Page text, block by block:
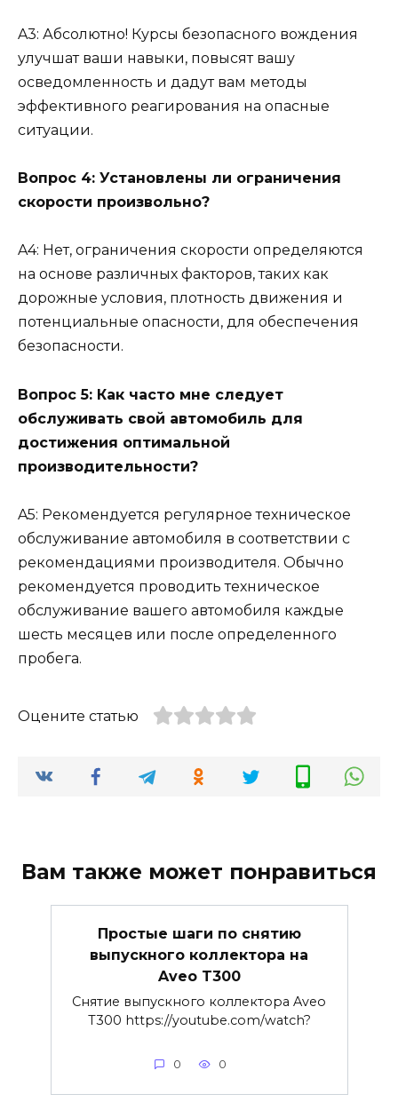
A3: Абсолютно! Курсы безопасного вождения
улучшат ваши навыки, повысят вашу
осведомленность и дадут вам методы
эффективного реагирования на опасные
ситуации.
Вопрос 4: Установлены ли ограничения
скорости произвольно?
A4: Нет, ограничения скорости определяются
на основе различных факторов, таких как
дорожные условия, плотность движения и
потенциальные опасности, для обеспечения
безопасности.
Вопрос 5: Как часто мне следует
обслуживать свой автомобиль для
достижения оптимальной
производительности?
A5: Рекомендуется регулярное техническое
обслуживание автомобиля в соответствии с
рекомендациями производителя. Обычно
рекомендуется проводить техническое
обслуживание вашего автомобиля каждые
шесть месяцев или после определенного
пробега.
Оцените статью
Вам также может понравиться
Простые шаги по снятию
выпускного коллектора на
Aveo T300
Снятие выпускного коллектора Aveo
T300 https://youtube.com/watch?
0 0